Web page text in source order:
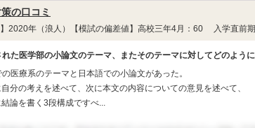
の口コミ
】2020年（浪人）【模試の偏差値】高校三年4月：60 入学直前
た医学部の小論文のテーマ、またそのテーマに対してどのよう
医療系のテーマと日本語での小論文があった。
分の考えを述べて、次に本文の内容についての意見を述べて、
論を書く3段構成ですべ...